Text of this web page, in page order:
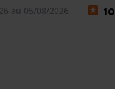
au 05/08/2026 10